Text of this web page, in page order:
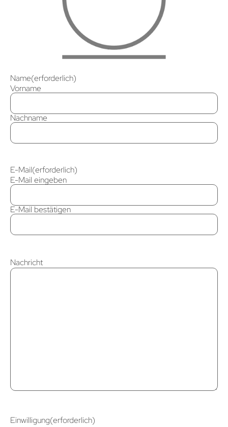
Name(erforderlich)
Vorname
Nachname
E-Mail(erforderlich)
E-Mail eingeben
E-Mail bestätigen
Nachricht
Einwilligung(erforderlich)